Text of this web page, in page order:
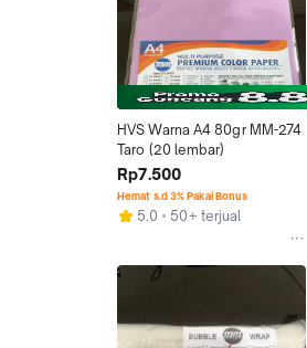
HVS Warna A4 80gr MM-274
Taro (20 lembar)
Rp7.500
Hemat s.d 3% Pakai Bonus
5.0 50+ terjual